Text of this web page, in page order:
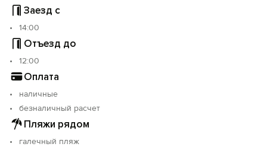
Заезд с
14:00
Отъезд до
12:00
Оплата
наличные
безналичный расчет
Пляжи рядом
галечный пляж